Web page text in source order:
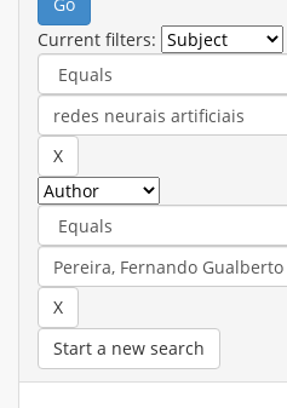
Current filters:
Start a new search